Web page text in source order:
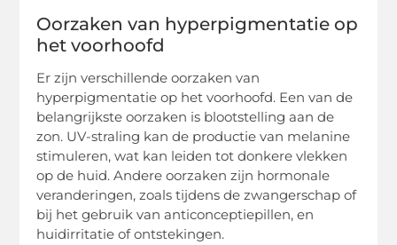
Oorzaken van hyperpigmentatie op
het voorhoofd
Er zijn verschillende oorzaken van
hyperpigmentatie op het voorhoofd. Een van de
belangrijkste oorzaken is blootstelling aan de
zon. UV-straling kan de productie van melanine
stimuleren, wat kan leiden tot donkere vlekken
op de huid. Andere oorzaken zijn hormonale
veranderingen, zoals tijdens de zwangerschap of
bij het gebruik van anticonceptiepillen, en
huidirritatie of ontstekingen.